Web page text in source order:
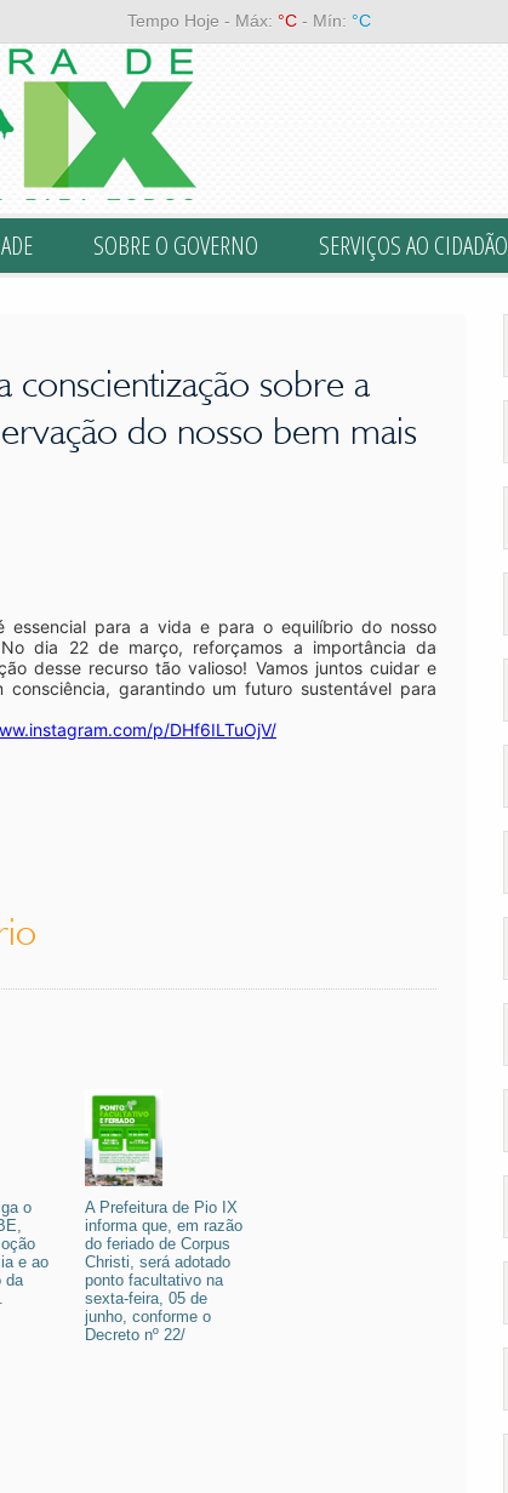
Tempo Hoje - Máx: °C - Mín: °C
SOBRE O GOVERNO SERVIÇOS AO CIDADÃO
conscientização sobre a
do nosso bem mais
essencial para a vida e para o equilíbrio do nosso
dia 22 de março, reforçamos a importância da
desse recurso tão valioso! Vamos juntos cuidar e
consciência, garantindo um futuro sustentável para
p/DHf6ILTuOjV/
o
e ao
da
A Prefeitura de Pio IX
informa que, em razão
do feriado de Corpus
Christi, será adotado
ponto facultativo na
sexta-feira, 05 de
junho, conforme o
Decreto nº 22/